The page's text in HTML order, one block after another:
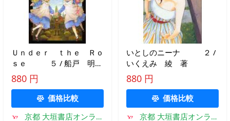
Ｕｎｄｅｒ ｔｈｅ Ｒｏ
ｓｅ ５ / 船戸 明
里 著
880 円
価格比較
京都 大垣書店オンライ
いとしのニーナ ２ /
いくえみ 綾 著
880 円
価格比較
京都 大垣書店オンライ